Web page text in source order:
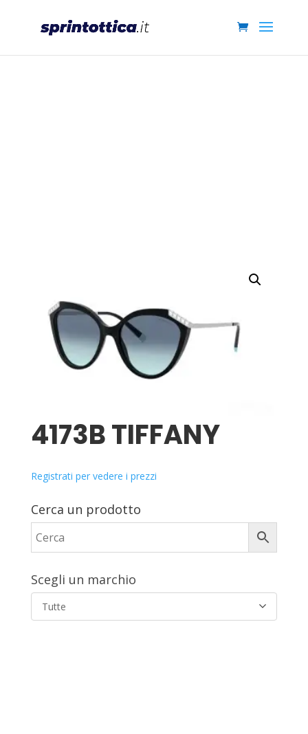
4173B TIFFANY
Registrati per vedere i prezzi
Cerca un prodotto
Scegli un marchio
Tutte